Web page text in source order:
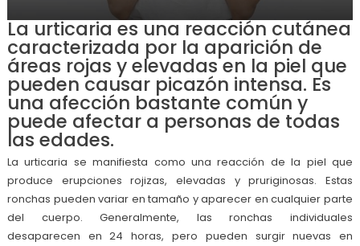
La urticaria es una reacción cutánea
caracterizada por la aparición de
áreas rojas y elevadas en la piel que
pueden causar picazón intensa. Es
una afección bastante común y
puede afectar a personas de todas
las edades.
La urticaria se manifiesta como una reacción de la piel que
produce erupciones rojizas, elevadas y pruriginosas. Estas
ronchas pueden variar en tamaño y aparecer en cualquier parte
del cuerpo. Generalmente, las ronchas individuales
desaparecen en 24 horas, pero pueden surgir nuevas en